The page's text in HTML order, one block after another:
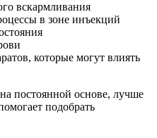
вскармливания
в зоне инъекций
которые могут влиять
постоянной основе, лучше
подобрать